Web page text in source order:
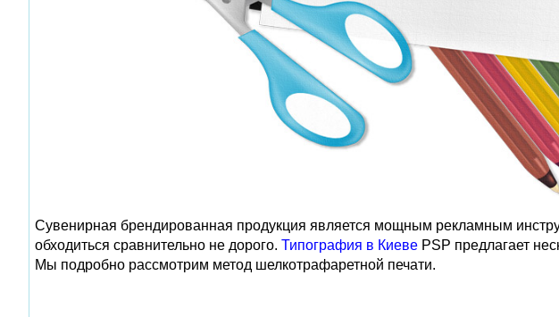
Сувенирная брендированная продукция является мощным рекламным
обходиться сравнительно не дорого. Типография в Киеве PSP предлагает
Мы подробно рассмотрим метод шелкотрафаретной печати.